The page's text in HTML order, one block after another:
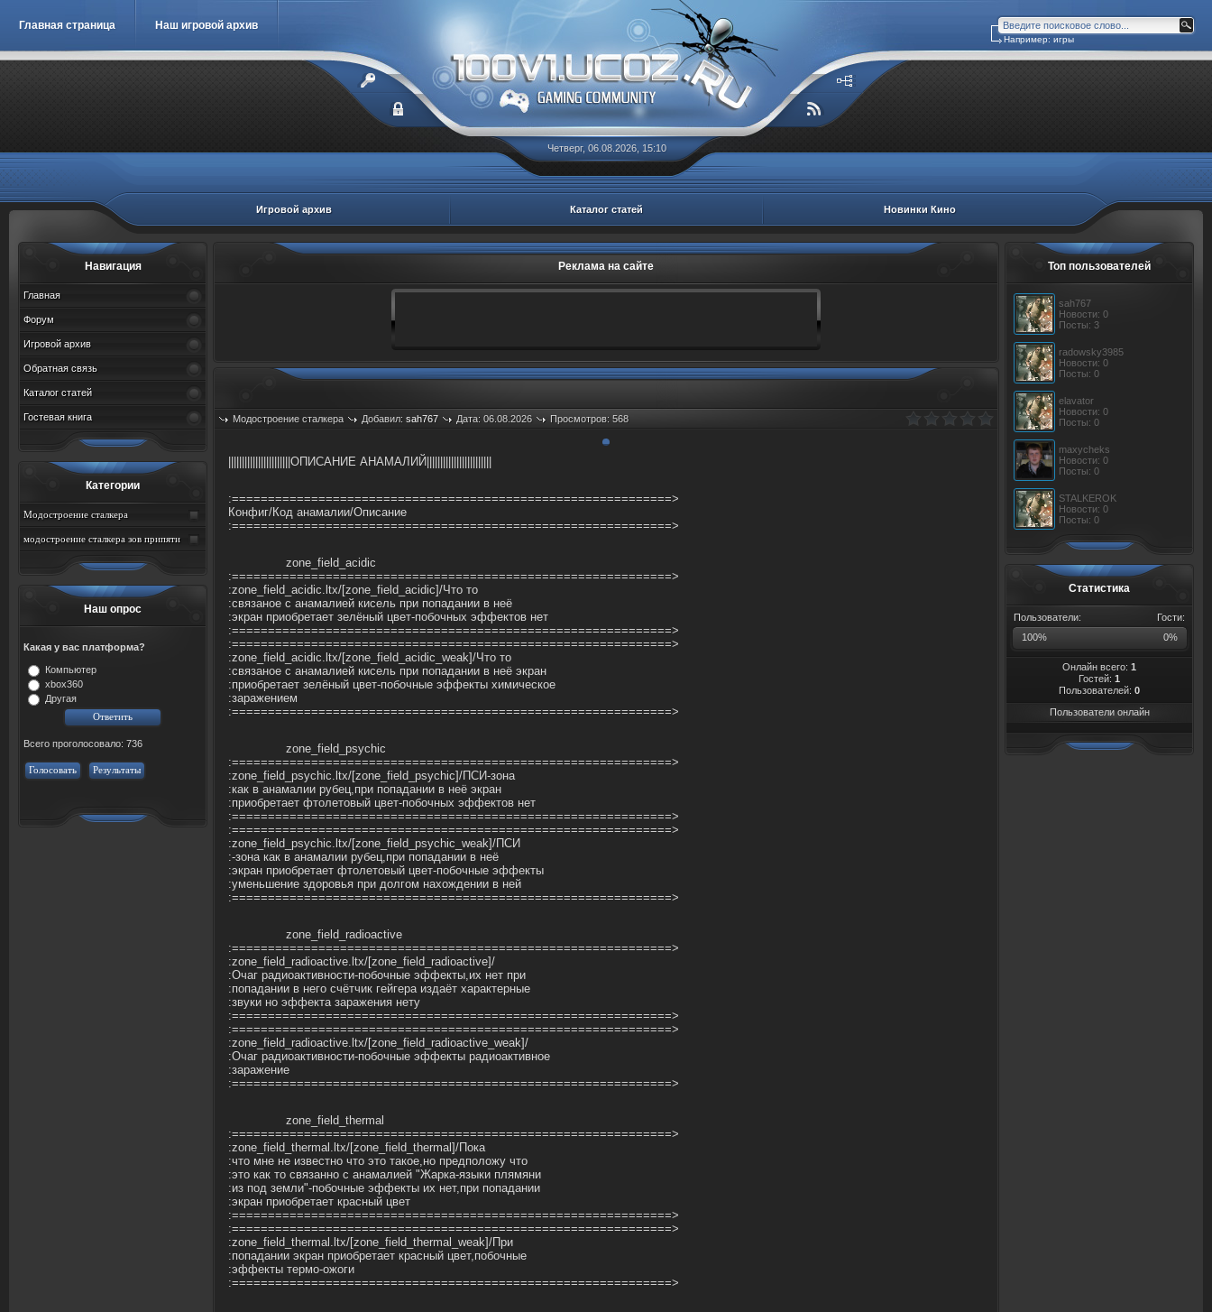
Главная страница Наш игровой архив
Например: игры
Четверг, 06.08.2026, 15:10
Игровой архив Каталог статей Новинки Кино
Навигация
Главная
Форум
Игровой архив
Обратная связь
Каталог статей
Гостевая книга
Категории
Модостроение сталкера
модостроение сталкера зов припяти
Наш опрос
Какая у вас платформа?
Компьютер
xbox360
Другая
Всего проголосовало: 736
Голосовать Результаты
Топ пользователей
sah767
Новости: 0
Посты: 3
radowsky3985
Новости: 0
Посты: 0
elavator
Новости: 0
Посты: 0
maxycheks
Новости: 0
Посты: 0
STALKEROK
Новости: 0
Посты: 0
Статистика
Гости:
Пользователи:
100%
0%
Онлайн всего: 1
Гостей: 1
Пользователей: 0
Пользователи онлайн
Реклама на сайте
Модостроение сталкера Добавил: sah767 Дата: 06.08.2026 Просмотров: 568
|||||||||||||||||||||||ОПИСАНИЕ АНАМАЛИЙ||||||||||||||||||||||||
:=============================================================>
Конфиг/Код анамалии/Описание
:=============================================================>
zone_field_acidic
:=============================================================>
:zone_field_acidic.ltx/[zone_field_acidic]/Что то
:связаное с анамалией кисель при попадании в неё
:экран приобретает зелёный цвет-побочных эффектов нет
:=============================================================>
:=============================================================>
:zone_field_acidic.ltx/[zone_field_acidic_weak]/Что то
:связаное с анамалией кисель при попадании в неё экран
:приобретает зелёный цвет-побочные эффекты химическое
:заражением
:=============================================================>
zone_field_psychic
:=============================================================>
:zone_field_psychic.ltx/[zone_field_psychic]/ПСИ-зона
:как в анамалии рубец,при попадании в неё экран
:приобретает фтолетовый цвет-побочных эффектов нет
:=============================================================>
:=============================================================>
:zone_field_psychic.ltx/[zone_field_psychic_weak]/ПСИ
:-зона как в анамалии рубец,при попадании в неё
:экран приобретает фтолетовый цвет-побочные эффекты
:уменьшение здоровья при долгом нахождении в ней
:=============================================================>
zone_field_radioactive
:=============================================================>
:zone_field_radioactive.ltx/[zone_field_radioactive]/
:Очаг радиоактивности-побочные эффекты,их нет при
:попадании в него счётчик гейгера издаёт характерные
:звуки но эффекта заражения нету
:=============================================================>
:=============================================================>
:zone_field_radioactive.ltx/[zone_field_radioactive_weak]/
:Очаг радиоактивности-побочные эффекты радиоактивное
:заражение
:=============================================================>
zone_field_thermal
:=============================================================>
:zone_field_thermal.ltx/[zone_field_thermal]/Пока
:что мне не известно что это такое,но предположу что
:это как то связанно с анамалией "Жарка-языки плямяни
:из под земли"-побочные эффекты их нет,при попадании
:экран приобретает красный цвет
:=============================================================>
:=============================================================>
:zone_field_thermal.ltx/[zone_field_thermal_weak]/При
:попадании экран приобретает красный цвет,побочные
:эффекты термо-ожоги
:=============================================================>